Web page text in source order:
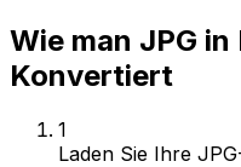
Wie man JPG in
Konvertiert
1
Laden Sie Ihre